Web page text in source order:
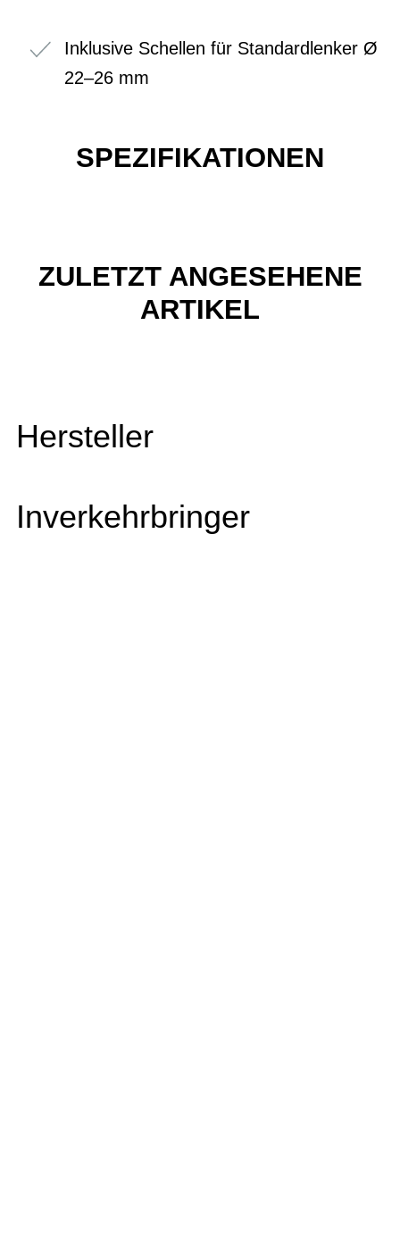
Inklusive Schellen für Standardlenker Ø
22–26 mm
SPEZIFIKATIONEN
ZULETZT ANGESEHENE
ARTIKEL
Hersteller
Inverkehrbringer